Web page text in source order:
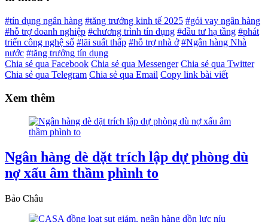
#tín dụng ngân hàng #tăng trưởng kinh tế 2025 #gói vay ngân hàng
#hỗ trợ doanh nghiệp #chương trình tín dụng #đầu tư hạ tầng #phát
triển công nghệ số #lãi suất thấp #hỗ trợ nhà ở #Ngân hàng Nhà
nước #tăng trưởng tín dụng
Chia sẻ qua Facebook Chia sẻ qua Messenger Chia sẻ qua Twitter
Chia sẻ qua Telegram Chia sẻ qua Email Copy link bài viết
Xem thêm
Ngân hàng dè dặt trích lập dự phòng dù
nợ xấu âm thầm phình to
Bảo Châu